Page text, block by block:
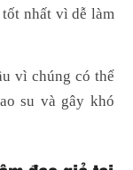
nhất vì dễ làm
vì chúng có thể
su và gây khó